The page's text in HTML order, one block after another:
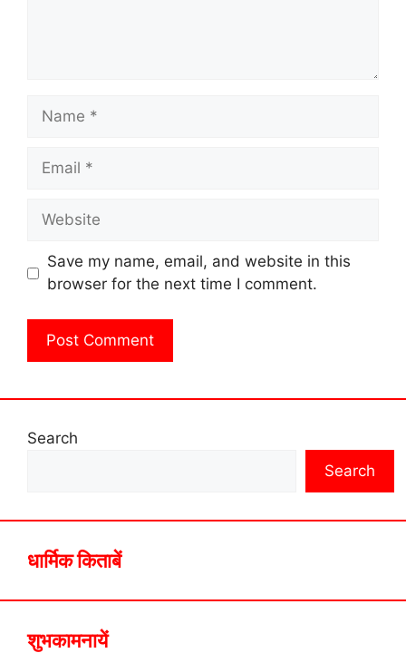
Name
Email
Website
Save my name, email, and website in this
browser for the next time I comment.
Search
Search
धार्मिक किताबें
शुभकामनायें